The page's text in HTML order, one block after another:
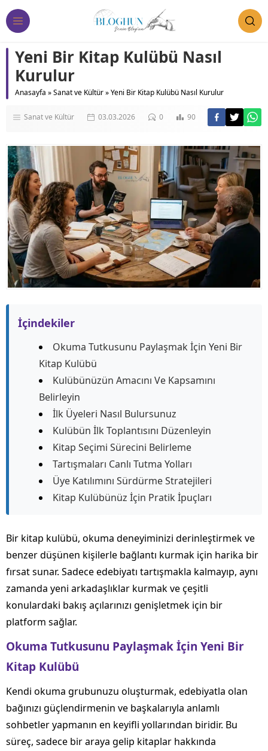
Yeni Bir Kitap Kulübü Nasıl
Kurulur
Anasayfa »Sanat ve Kültür»Yeni Bir Kitap Kulübü Nasıl Kurulur
Sanat ve Kültür 03.03.2026 0 90
İçindekiler
Okuma Tutkusunu Paylaşmak İçin Yeni Bir
Kitap Kulübü
Kulübünüzün Amacını Ve Kapsamını
Belirleyin
İlk Üyeleri Nasıl Bulursunuz
Kulübün İlk Toplantısını Düzenleyin
Kitap Seçimi Sürecini Belirleme
Tartışmaları Canlı Tutma Yolları
Üye Katılımını Sürdürme Stratejileri
Kitap Kulübünüz İçin Pratik İpuçları
Bir kitap kulübü, okuma deneyiminizi derinleştirmek ve
benzer düşünen kişilerle bağlantı kurmak için harika bir
fırsat sunar. Sadece edebiyatı tartışmakla kalmayıp, aynı
zamanda yeni arkadaşlıklar kurmak ve çeşitli
konulardaki bakış açılarınızı genişletmek için bir
platform sağlar.
Okuma Tutkusunu Paylaşmak İçin Yeni Bir
Kitap Kulübü
Kendi okuma grubunuzu oluşturmak, edebiyatla olan
bağınızı güçlendirmenin ve başkalarıyla anlamlı
sohbetler yapmanın en keyifli yollarından biridir. Bu
süreç, sadece bir araya gelip kitaplar hakkında